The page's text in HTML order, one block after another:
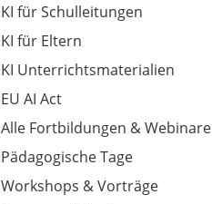
KI für Schulleitungen
KI für Eltern
KI Unterrichtsmaterialien
EU AI Act
Alle Fortbildungen & Webinare
Pädagogische Tage
Workshops & Vorträge